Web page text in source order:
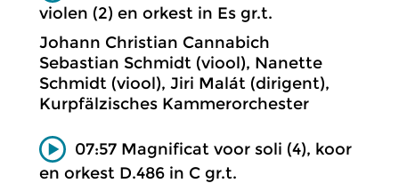
violen (2) en orkest in Es gr.t.
Johann Christian Cannabich
Sebastian Schmidt (viool), Nanette
Schmidt (viool), Jiri Malát (dirigent),
Kurpfälzisches Kammerorchester
07:57 Magnificat voor soli (4), koor
en orkest D.486 in C gr.t.